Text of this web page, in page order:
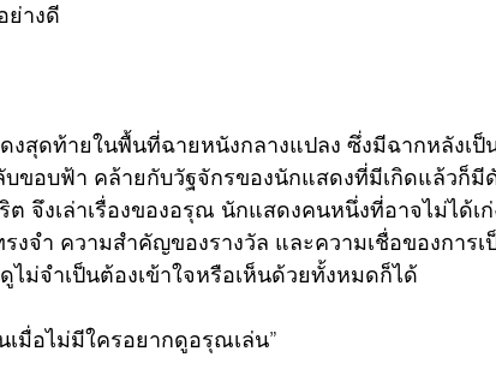
ย่างดี
งสุดท้ายในพื้นที่ฉายหนังกลางแปลง ซึ่งมีฉากหลังเป็
ขอบฟ้า คล้ายกับวัฐจักรของนักแสดงที่มีเกิดแล้วก็มี
จึงเล่าเรื่องของอรุณ นักแสดงคนหนึ่งที่อาจไม่ได้เ
จำ ความสำคัญของรางวัล และความเชื่อของการ
ม่จำเป็นต้องเข้าใจหรือเห็นด้วยทั้งหมดก็ได้
เมื่อไม่มีใครอยากดูอรุณเล่น”